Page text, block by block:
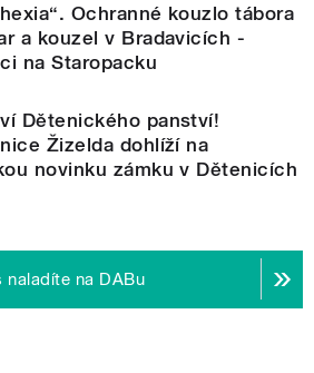
Ochranné kouzlo tábora
a kouzel v Bradavicích -
na Staropacku
Dětenického panství!
Žizelda dohlíží na
novinku zámku v Dětenicích
naladíte na DABu